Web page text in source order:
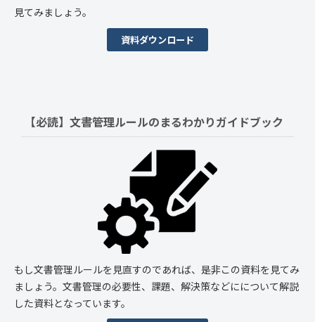
見てみましょう。
資料ダウンロード
【必読】文書管理ルールのまるわかりガイドブック
もし文書管理ルールを見直すのであれば、是非この資料を見てみ
ましょう。文書管理の必要性、課題、解決策などにについて解説
した資料となっています。